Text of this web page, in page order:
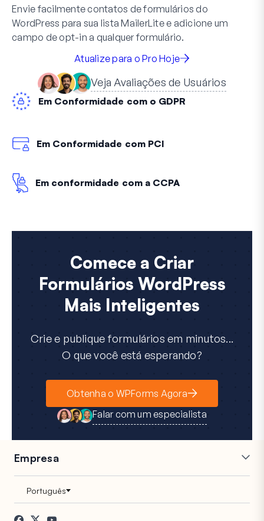
Envie facilmente contatos de formulários do
WordPress para sua lista MailerLite e adicione um
campo de opt-in a qualquer formulário.
Atualize para o Pro Hoje
Veja Avaliações de Usuários
Em Conformidade com o GDPR
Em Conformidade com PCI
Em conformidade com a CCPA
Comece a Criar
Formulários WordPress
Mais Inteligentes
Crie e publique formulários em minutos...
O que você está esperando?
Obtenha o WPForms Agora
Falar com um especialista
Empresa
Depoimentos
Contato